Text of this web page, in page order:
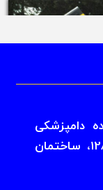
دامپزشکی
دانشگاه تهران، نبش خ زارع، پ 128، ساختمان